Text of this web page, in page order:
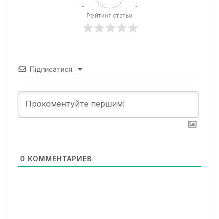
Рейтинг статьи
Підписатися
0 КОММЕНТАРИЕВ